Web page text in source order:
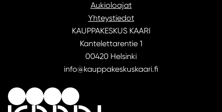
Aukioloajat
Yhteystiedot
KAUPPAKESKUS KAARI
Kantelettarentie 1
00420 Helsinki
info@kauppakeskuskaari.fi